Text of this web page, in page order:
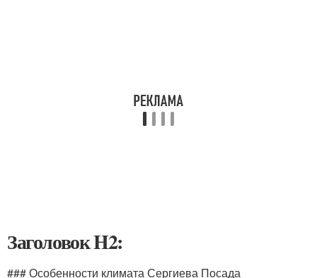
Заголовок H2:
### Особенности климата Сергиева Посада